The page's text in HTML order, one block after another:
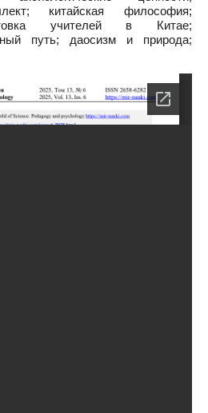
китайская философия;
учителей в Китае;
путь; даосизм и природа;